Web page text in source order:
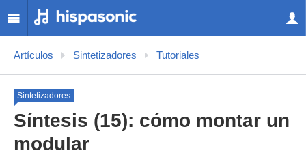
Artículos Sintetizadores Tutoriales
Sintetizadores
Síntesis (15): cómo montar un
modular